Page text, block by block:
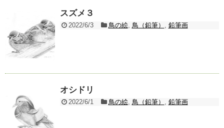
スズメ３
2022/6/3 鳥の絵, 鳥（鉛筆） 鉛筆画
オシドリ
2022/6/1 鳥の絵, 鳥（鉛筆） 鉛筆画